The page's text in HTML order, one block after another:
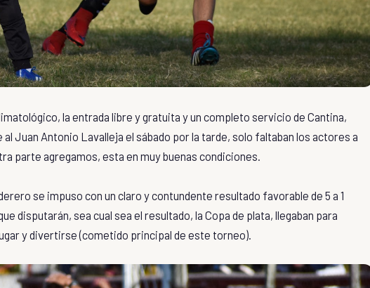
la entrada libre y gratuita y un completo servicio de Cantina,
Juan Antonio Lavalleja el sábado por la tarde, solo faltaban los actores a
parte agregamos, esta en muy buenas condiciones.
se impuso con un claro y contundente resultado favorable de 5 a 1
disputarán, sea cual sea el resultado, la Copa de plata, llegaban para
y divertirse (cometido principal de este torneo).